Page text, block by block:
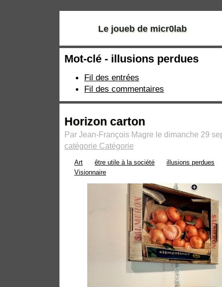
Le joueb de micr0lab
Mot-clé - illusions perdues
Fil des entrées
Fil des commentaires
Horizon carton
Par Jean-François Magre le dimanche 29
catégorie Catégorie
Art être utile à la société
illusions perdues
Visionnaire